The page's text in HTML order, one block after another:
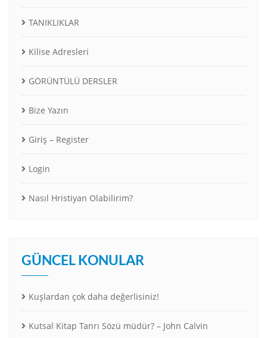
TANIKLIKLAR
Kilise Adresleri
GÖRÜNTÜLÜ DERSLER
Bize Yazın
Giriş – Register
Login
Nasıl Hristiyan Olabilirim?
GÜNCEL KONULAR
Kuşlardan çok daha değerlisiniz!
Kutsal Kitap Tanrı Sözü müdür? – John Calvin